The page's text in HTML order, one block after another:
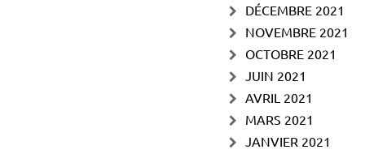
DÉCEMBRE 2021
NOVEMBRE 2021
OCTOBRE 2021
JUIN 2021
AVRIL 2021
MARS 2021
JANVIER 2021